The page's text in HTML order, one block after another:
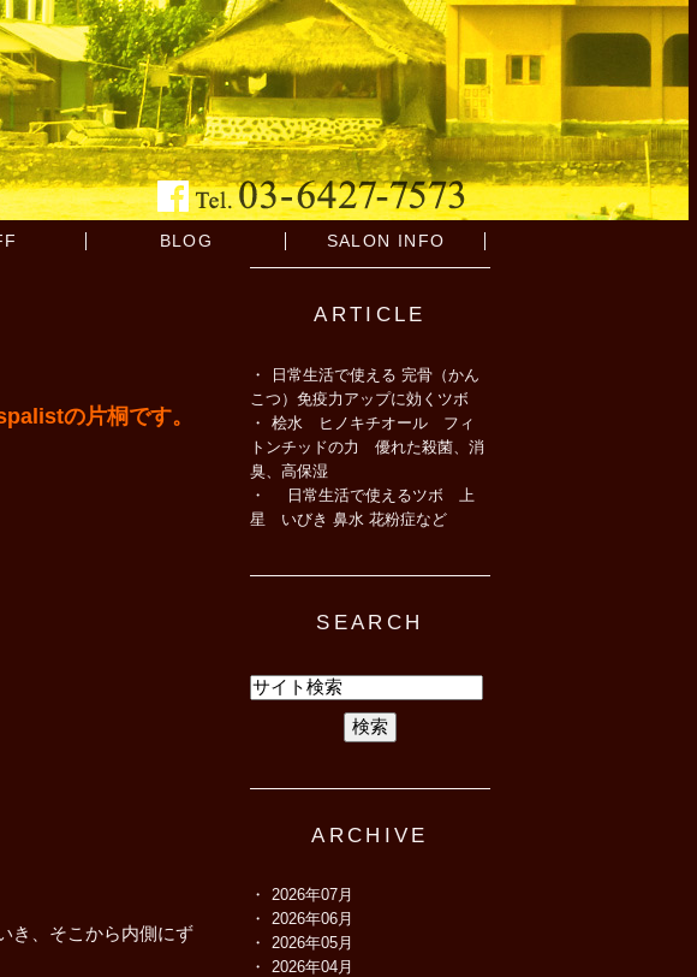
BLOG SALON INFO
の片桐です。
き、そこから内側にず
ARTICLE
日常生活で使える 完骨（かん
こつ）免疫力アップに効くツボ
桧水 ヒノキチオール フィ
トンチッドの力 優れた殺菌、消
臭、高保湿
日常生活で使えるツボ 上
星 いびき 鼻水 花粉症など
SEARCH
ARCHIVE
2026年07月
2026年06月
2026年05月
2026年04月